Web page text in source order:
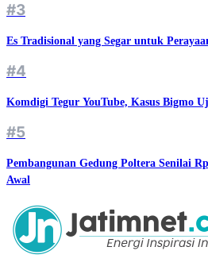
#3
Es Tradisional yang Segar untuk
#4
Komdigi Tegur YouTube, Kasus Bigmo
#5
Pembangunan Gedung Poltera Senilai
Awal